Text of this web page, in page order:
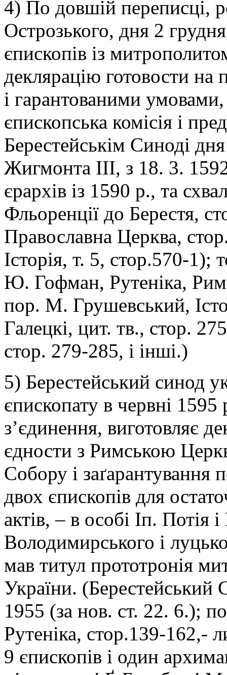
4) По довшій переписці,
Острозького, дня 2
єпископів із
деклярацію готовости на
і гарантованими
єпископська комісія і
Берестейськім Синоді
Жигмонта III, з 18. 3.
єрархів із 1590 р., та
Фльоренції до Берестя,
Православна Церква,
Історія, т. 5, стор.570-1);
Ю. Гофман, Рутеніка, Рим
пор. М. Грушевський,
Галецкі, цит. тв., стор.
стор. 279-285, і інші.)
5) Берестейський синод
єпископату в червні
з’єдинення, виготовляє
єдности з Римською
Собору і заґарантування
двох єпископів для
актів, – в особі Іп. Потія
Володимирського і
мав титул прототронія
України. (Берестейський
1955 (за нов. ст. 22. 6.);
Рутеніка, стор.139-162,-
9 єпископів і один